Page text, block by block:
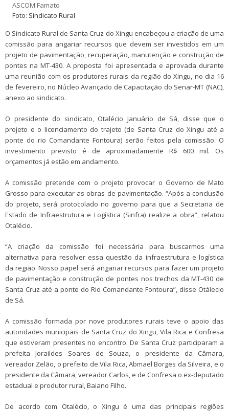
ASCOM Famato
Foto: Sindicato Rural
O Sindicato Rural de Santa Cruz do Xingu encabeçou a criação de uma
comissão para angariar recursos que devem ser investidos em um
projeto de pavimentação, recuperação, manutenção e construção de
pontes na MT-430. A proposta foi apresentada e aprovada durante
uma reunião com os produtores rurais da região do Xingu, no dia 16
de fevereiro, no Núcleo Avançado de Capacitação do Senar-MT (NAC),
anexo ao sindicato.
O presidente do sindicato, Otalécio Januário de Sá, disse que o
projeto e o licenciamento do trajeto (de Santa Cruz do Xingu até a
ponte do rio Comandante Fontoura) serão feitos pela comissão. O
investimento previsto é de aproximadamente R$ 600 mil. Os
orçamentos já estão em andamento.
A comissão pretende com o projeto provocar o Governo de Mato
Grosso para executar as obras de pavimentação. “Após a conclusão
do projeto, será protocolado no governo para que a Secretaria de
Estado de Infraestrutura e Logística (Sinfra) realize a obra”, relatou
Otalécio.
“A criação da comissão foi necessária para buscarmos uma
alternativa para resolver essa questão da infraestrutura e logística
da região. Nosso papel será angariar recursos para fazer um projeto
de pavimentação e construção de pontes nos trechos da MT-430 de
Santa Cruz até a ponte do Rio Comandante Fontoura”, disse Otálecio
de Sá.
A comissão formada por nove produtores rurais teve o apoio das
autoridades municipais de Santa Cruz do Xingu, Vila Rica e Confresa
que estiveram presentes no encontro. De Santa Cruz participaram a
prefeita Joraildes Soares de Souza, o presidente da Câmara,
vereador Zelão, o prefeito de Vila Rica, Abmael Borges da Silveira, e o
presidente da Câmara, vereador Carlos, e de Confresa o ex-deputado
estadual e produtor rural, Baiano Filho.
De acordo com Otalécio, o Xingu é uma das principais regiões